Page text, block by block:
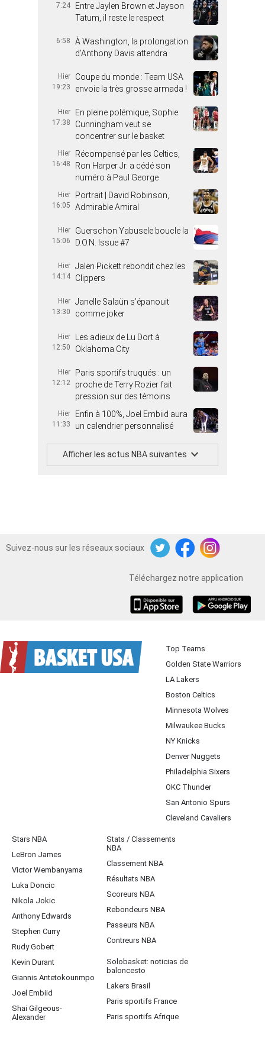
7:24
Entre Jaylen Brown et Jayson
Tatum, il reste le respect
6:58
À Washington, la prolongation
d’Anthony Davis attendra
Hier
19:23
Coupe du monde : Team USA
envoie la très grosse armada !
Hier
17:38
En pleine polémique, Sophie
Cunningham veut se
concentrer sur le basket
Hier
16:48
Récompensé par les Celtics,
Ron Harper Jr. a cédé son
numéro à Paul George
Hier
16:05
Portrait | David Robinson,
Admirable Amiral
Hier
15:06
Guerschon Yabusele boucle la
D.O.N. Issue #7
Hier
14:14
Jalen Pickett rebondit chez les
Clippers
Hier
13:30
Janelle Salaün s’épanouit
comme joker
Hier
12:50
Les adieux de Lu Dort à
Oklahoma City
Hier
12:12
Paris sportifs truqués : un
proche de Terry Rozier fait
pression sur des témoins
Hier
11:33
Enfin à 100%, Joel Embiid aura
un calendrier personnalisé
Afficher les actus NBA suivantes
Suivez-nous sur les réseaux sociaux
TwitterFacebookInstagram
Téléchargez notre application
Top Teams
Golden State Warriors
LA Lakers
Boston Celtics
Minnesota Wolves
Milwaukee Bucks
NY Knicks
Denver Nuggets
Philadelphia Sixers
OKC Thunder
San Antonio Spurs
Cleveland Cavaliers
Stars NBA
LeBron James
Victor Wembanyama
Luka Doncic
Nikola Jokic
Anthony Edwards
Stephen Curry
Rudy Gobert
Kevin Durant
Giannis Antetokounmpo
Joel Embiid
Shai Gilgeous-
Alexander
Stats / Classements
NBA
Classement NBA
Résultats NBA
Scoreurs NBA
Rebondeurs NBA
Passeurs NBA
Contreurs NBA
Solobasket: noticias de
baloncesto
Lakers Brasil
Paris sportifs France
Paris sportifs Afrique